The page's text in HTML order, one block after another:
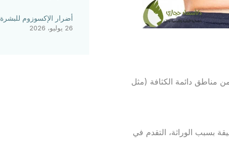
مناطق دائمة الكثافة (مثل
بسبب الوراثة، التقدم في
أضرار الإكسوزوم للبشرة
26 يوليو، 2026